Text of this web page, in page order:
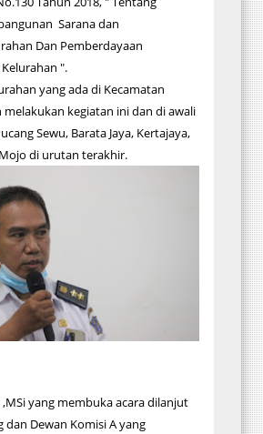
Sarana dan
Dan Pemberdayaan
".
yang ada di Kecamatan
melakukan kegiatan ini dan di awali
Sewu, Barata Jaya, Kertajaya,
di urutan terakhir.
yang membuka acara dilanjut
dan Dewan Komisi A yang